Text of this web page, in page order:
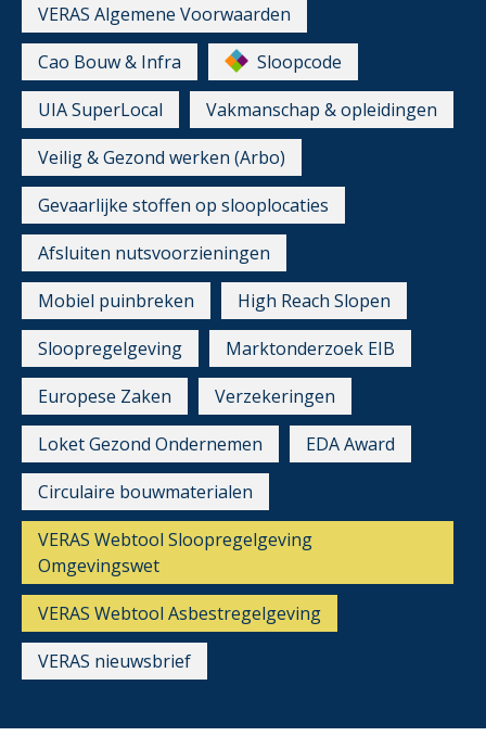
VERAS Algemene Voorwaarden
Cao Bouw & Infra
Sloopcode
UIA SuperLocal
Vakmanschap & opleidingen
Veilig & Gezond werken (Arbo)
Gevaarlijke stoffen op slooplocaties
Afsluiten nutsvoorzieningen
Mobiel puinbreken
High Reach Slopen
Sloopregelgeving
Marktonderzoek EIB
Europese Zaken
Verzekeringen
Loket Gezond Ondernemen
EDA Award
Circulaire bouwmaterialen
VERAS Webtool Sloopregelgeving
Omgevingswet
VERAS Webtool Asbestregelgeving
VERAS nieuwsbrief